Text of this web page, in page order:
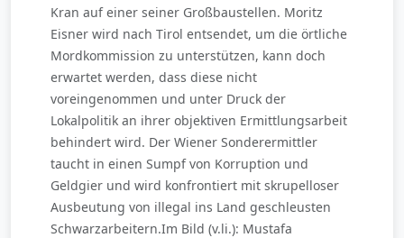
Kran auf einer seiner Großbaustellen. Moritz
Eisner wird nach Tirol entsendet, um die örtliche
Mordkommission zu unterstützen, kann doch
erwartet werden, dass diese nicht
voreingenommen und unter Druck der
Lokalpolitik an ihrer objektiven Ermittlungsarbeit
behindert wird. Der Wiener Sonderermittler
taucht in einen Sumpf von Korruption und
Geldgier und wird konfrontiert mit skrupelloser
Ausbeutung von illegal ins Land geschleusten
Schwarzarbeitern.Im Bild (v.li.): Mustafa